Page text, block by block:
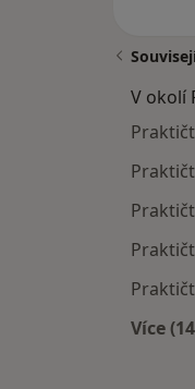
V okolí
Více